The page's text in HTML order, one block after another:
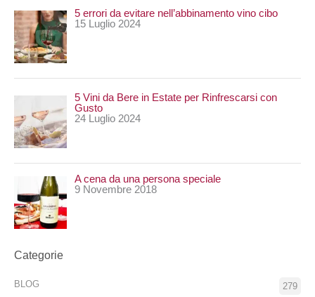
5 errori da evitare nell’abbinamento vino cibo
15 Luglio 2024
5 Vini da Bere in Estate per Rinfrescarsi con
Gusto
24 Luglio 2024
A cena da una persona speciale
9 Novembre 2018
Categorie
BLOG 279